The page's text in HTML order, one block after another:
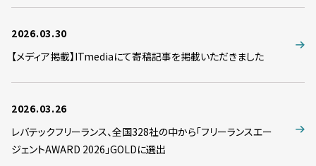
2026.03.30
【メディア掲載】ITmediaにて寄稿記事を掲載いただきました
2026.03.26
レバテックフリーランス、全国328社の中から「フリーランスエー
ジェントAWARD 2026」GOLDに選出